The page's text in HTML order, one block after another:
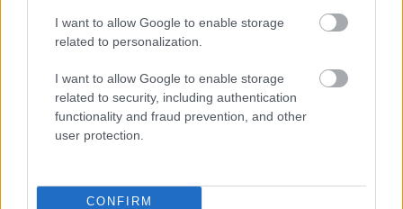
I want to allow Google to enable storage
related to personalization.
I want to allow Google to enable storage
related to security, including authentication
functionality and fraud prevention, and other
user protection.
CONFIRM